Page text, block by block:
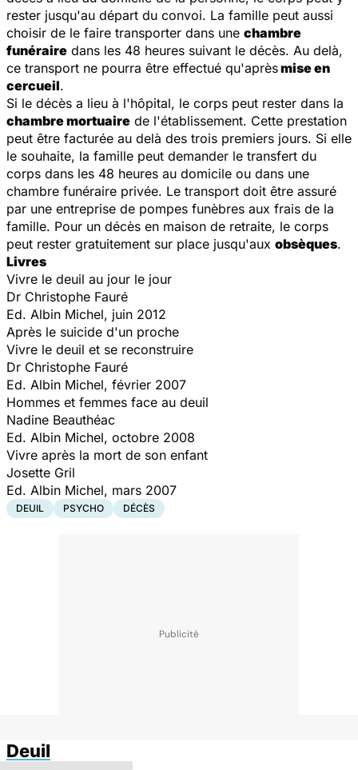
rester jusqu'au départ du convoi. La famille peut aussi
choisir de le faire transporter dans une chambre
funéraire dans les 48 heures suivant le décès. Au delà,
ce transport ne pourra être effectué qu'aprèsmise en
cercueil.
Si le décès a lieu à l'hôpital, le corps peut rester dans la
chambre mortuaire de l'établissement. Cette prestation
peut être facturée au delà des trois premiers jours. Si elle
le souhaite, la famille peut demander le transfert du
corps dans les 48 heures au domicile ou dans une
chambre funéraire privée. Le transport doit être assuré
par une entreprise de pompes funèbres aux frais de la
famille. Pour un décès en maison de retraite, le corps
peut rester gratuitement sur place jusqu'aux obsèques.
Livres
Vivre le deuil au jour le jour
Dr Christophe Fauré
Ed. Albin Michel, juin 2012
Après le suicide d'un proche
Vivre le deuil et se reconstruire
Dr Christophe Fauré
Ed. Albin Michel, février 2007
Hommes et femmes face au deuil
Nadine Beauthéac
Ed. Albin Michel, octobre 2008
Vivre après la mort de son enfant
Josette Gril
Ed. Albin Michel, mars 2007
DEUIL PSYCHO DÉCÈS
Deuil